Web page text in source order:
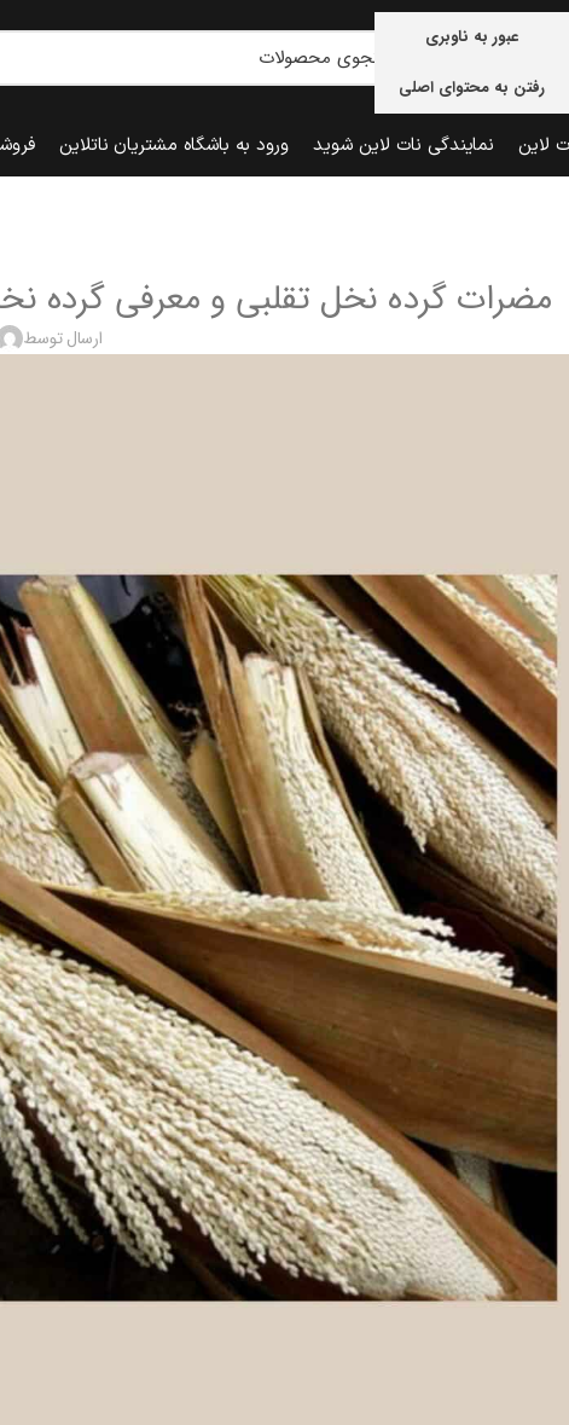
عبور به ناوبری
رفتن به محتوای اصلی
لاین نمایندگی نات لاین شوید ورود به باشگاه مشتریان ناتلاین
مضرات گرده نخل تقلبی و معرفی گرده
ارسال توسط